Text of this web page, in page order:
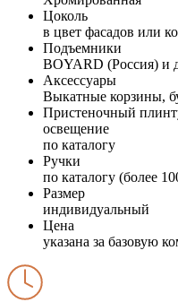
Цоколь
в цвет фасадов или
Подъемники
BOYARD (Россия) и
Аксессуары
Выкатные корзины,
Пристеночный
освещение
по каталогу
Ручки
по каталогу (более
Размер
индивидуальный
Цена
указана за базовую